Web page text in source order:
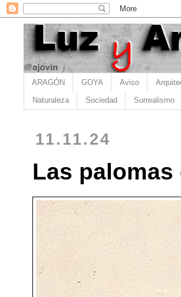
ARAGÓN GOYA Aviso
Naturaleza Sociedad Surrealismo
11.11.24
Las